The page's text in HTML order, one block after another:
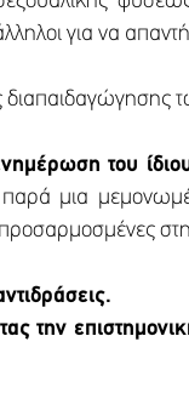
για να
διαπαιδαγώγησης
του
μια
την